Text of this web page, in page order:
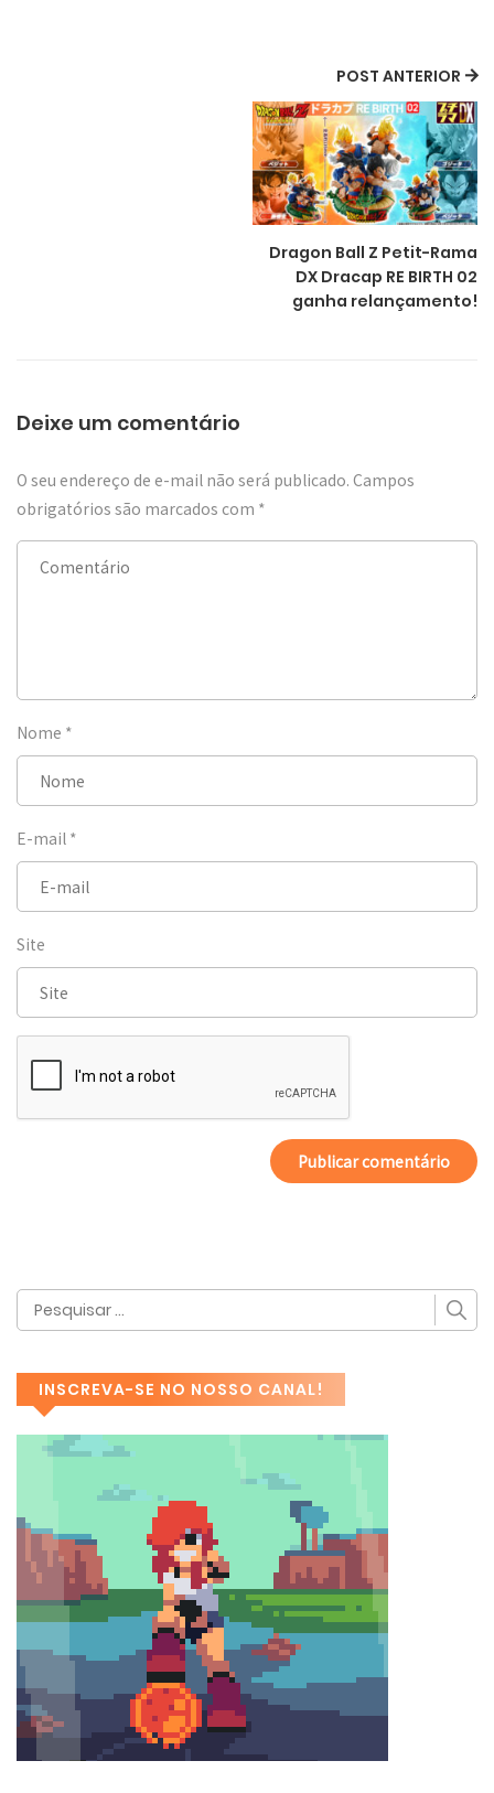
POST ANTERIOR
Dragon Ball Z Petit-Rama
DX Dracap RE BIRTH 02
ganha relançamento!
Deixe um comentário
O seu endereço de e-mail não será publicado. Campos
obrigatórios são marcados com *
Nome *
E-mail *
Site
INSCREVA-SE NO NOSSO CANAL!